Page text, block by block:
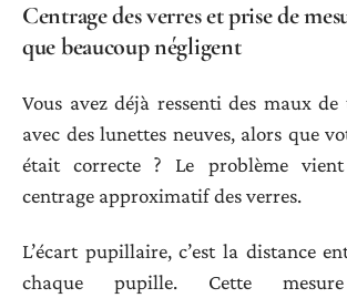
Centrage des verres et prise de
que beaucoup négligent
Vous avez déjà ressenti des maux de
avec des lunettes neuves, alors que
était correcte ? Le problème vient
centrage approximatif des verres.
L’écart pupillaire, c’est la distance
chaque pupille. Cette